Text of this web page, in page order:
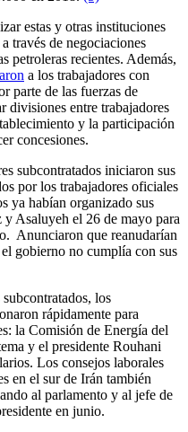
estas y otras instituciones
través de negociaciones
petroleras recientes. Además,
a los trabajadores con
parte de las fuerzas de
divisiones entre trabajadores
y la participación
concesiones.
subcontratados iniciaron sus
por los trabajadores oficiales
ya habían organizado sus
y Asaluyeh el 26 de mayo para
Anunciaron que reanudarían
gobierno no cumplía con sus
los
rápidamente para
la Comisión de Energía del
y el presidente Rouhani
Los consejos laborales
en el sur de Irán también
al parlamento y al jefe de
en junio.